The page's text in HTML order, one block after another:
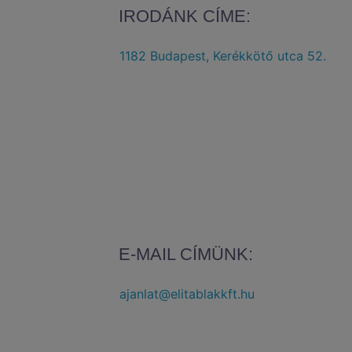
IRODÁNK CÍME:
1182 Budapest, Kerékkötő utca 52.
E-MAIL CÍMÜNK:
ajanlat@elitablakkft.hu